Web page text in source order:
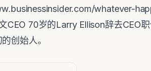
whatever-
CEO 70岁的Larry Ellison辞去CEO
创始人。